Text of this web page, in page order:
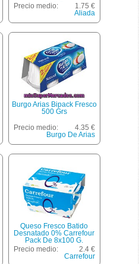
Precio medio:
1.75 €
Aliada
Burgo Arias Bipack Fresco
500 Grs
Precio medio:
4.35 €
Burgo De Arias
Queso Fresco Batido
Desnatado 0% Carrefour
Pack De 8x100 G.
Precio medio:
2.4 €
Carrefour